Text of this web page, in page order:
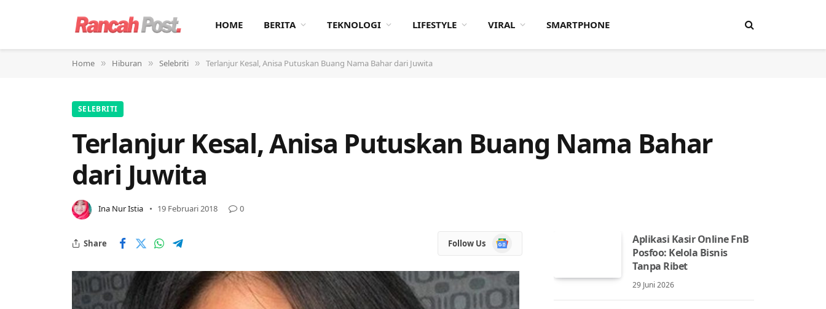
HOME BERITA TEKNOLOGI LIFESTYLE VIRAL SMARTPHONE
Home » Hiburan » Selebriti » Terlanjur Kesal, Anisa Putuskan Buang Nama Bahar dari Juwita
SELEBRITI
Terlanjur Kesal, Anisa Putuskan Buang Nama Bahar
dari Juwita
Ina Nur Istia 19 Februari 2018 0
Share Follow Us
Google
News
Aplikasi Kasir Online FnB
Posfoo: Kelola Bisnis
Tanpa Ribet
29 Juni 2026